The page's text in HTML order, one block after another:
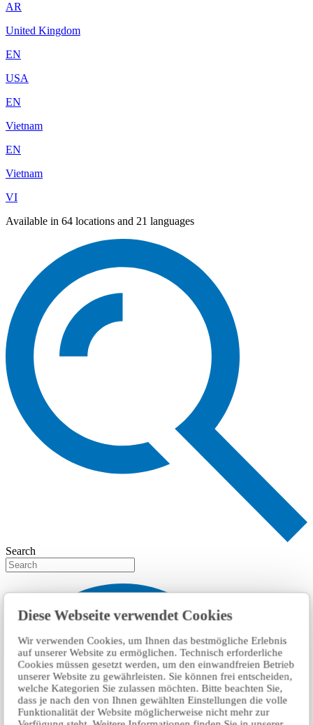
Diese Webseite verwendet Cookies
Wir verwenden Cookies, um Ihnen das bestmögliche Erlebnis
auf unserer Website zu ermöglichen. Technisch erforderliche
Cookies müssen gesetzt werden, um den einwandfreien Betrieb
unserer Website zu gewährleisten. Sie können frei entscheiden,
welche Kategorien Sie zulassen möchten. Bitte beachten Sie,
dass je nach den von Ihnen gewählten Einstellungen die volle
Funktionalität der Website möglicherweise nicht mehr zur
AR
United Kingdom
EN
USA
EN
Vietnam
EN
Vietnam
VI
Available in 64 locations and 21 languages
Search